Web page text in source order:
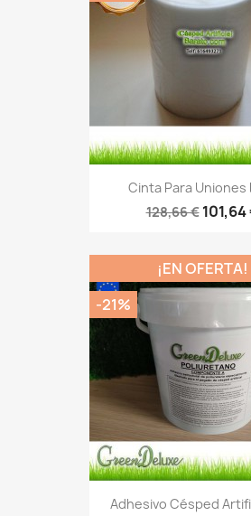
Cinta Para Uniones
128,66 € 101,64
Adhesivo Césped
¡EN OFERTA!
-21%